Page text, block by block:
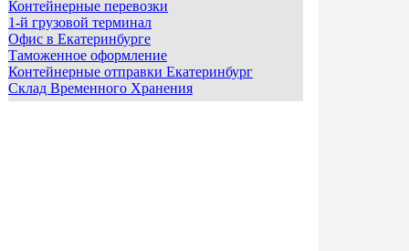
Контейнерные перевозки
1-й грузовой терминал
Офис в Екатеринбурге
Таможенное оформление
Контейнерные отправки Екатеринбург
Cклад Временного Хранения